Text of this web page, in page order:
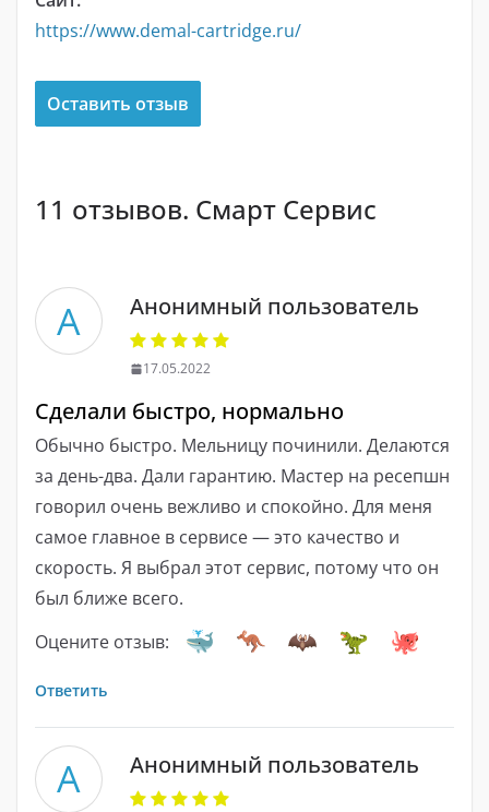
https://www.demal-cartridge.ru/
Оставить отзыв
11 отзывов. Смарт Сервис
А Анонимный пользователь
17.05.2022
Сделали быстро, нормально
Обычно быстро. Мельницу починили. Делаются
за день-два. Дали гарантию. Мастер на ресепшн
говорил очень вежливо и спокойно. Для меня
самое главное в сервисе — это качество и
скорость. Я выбрал этот сервис, потому что он
был ближе всего.
Оцените отзыв:
Ответить
А Анонимный пользователь